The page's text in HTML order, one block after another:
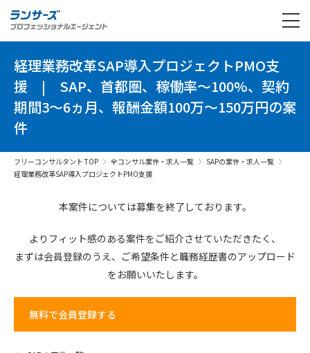
経理業務改革SAP導入プロジェクトPMO支
援 | SAP、首都圏、稼働率～100%、契約
期間3～6ヵ月、報酬金額100万～150万円の案
件
フリーコンサルタント TOP 全コンサル案件・求人一覧
SAPの案件・求人一覧
経理業務改革SAP導入プロジェクトPMO支援
本案件については募集を終了しております。
よりフィット感のある案件をご紹介させていただきたく、
まずは会員登録のうえ、 ご希望条件と職務経歴書のアップロード
をお願いいたします。
無料で会員登録する